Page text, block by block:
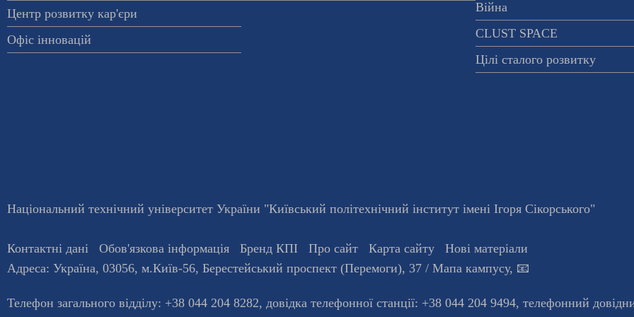
Центр розвитку кар'єри
Офіс інновацій
Війна
CLUST SPACE
Цілі сталого розвитку
Національний технічний університет України "Київський політехнічний інститут імені Ігоря Сікорського"
Контактні дані Обов'язкова інформація Бренд КПІ Про сайт Карта сайту
Нові матеріали
Адреса: Україна, 03056, м.Київ-56, Берестейський проспект (Перемоги), 37 / Мапа кампусу, 📧
Телефон загального відділу: +38 044 204 8282, довiдка телефонної станцiї: +38 044 204 9494, телефонний